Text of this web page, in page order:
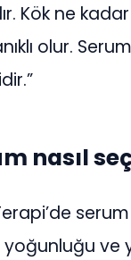
Kök ne
olur.
nasıl
yoğunluğu ve